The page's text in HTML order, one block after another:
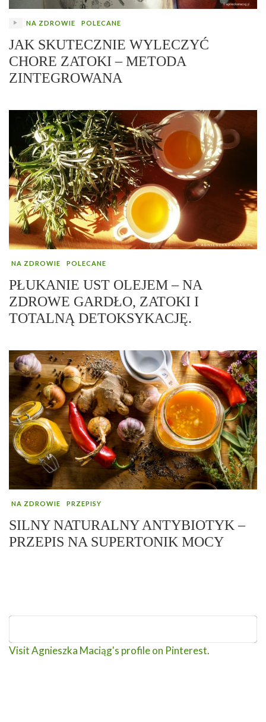
NA ZDROWIE POLECANE
JAK SKUTECZNIE WYLECZYĆ
CHORE ZATOKI – METODA
ZINTEGROWANA
NA ZDROWIE POLECANE
PŁUKANIE UST OLEJEM – NA
ZDROWE GARDŁO, ZATOKI I
TOTALNĄ DETOKSYKACJĘ.
NA ZDROWIE PRZEPISY
SILNY NATURALNY ANTYBIOTYK –
PRZEPIS NA SUPERTONIK MOCY
Visit Agnieszka Maciąg's profile on Pinterest.